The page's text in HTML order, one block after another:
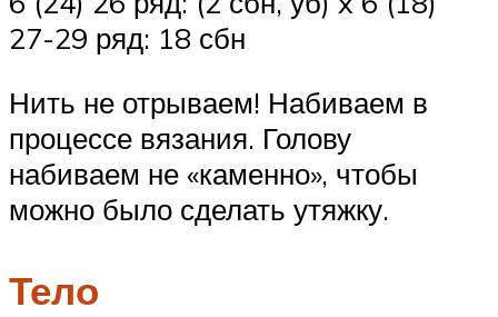
27-29 ряд: 18 сбн
Нить не отрываем! Набиваем в
процессе вязания. Голову
набиваем не «каменно», чтобы
можно было сделать утяжку.
Тело